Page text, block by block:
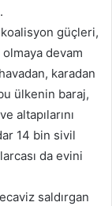
güçleri,
olmaya devam
karadan
ülkenin baraj,
altapılarını
14 bin sivil
da evini
saldırgan